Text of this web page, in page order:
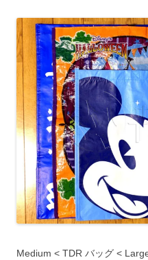
Medium < TDR バッグ <